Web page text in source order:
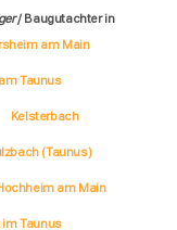
/ Baugutachter in
am Main
Taunus
Kelsterbach
(Taunus)
am Main
im Taunus